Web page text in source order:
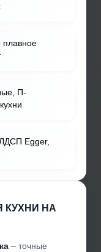
плавное
П-
Egger,
КУХНИ НА
– точные